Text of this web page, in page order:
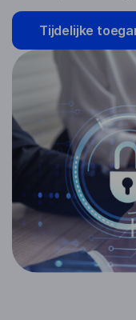
Tijdelijke